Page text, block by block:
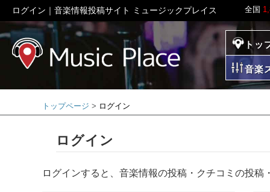
全国
ログイン｜音楽情報投稿サイト ミュージックプレイス
ミュージックプレイ
トッ
音楽
トップページ ログイン
ログイン
ログインすると、音楽情報の投稿・クチコミの投